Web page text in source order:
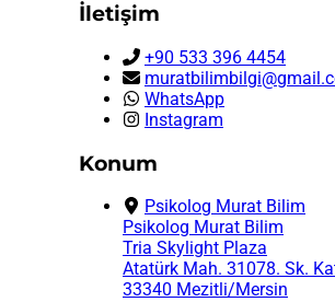
İletişim
+90 533 396 4454
WhatsApp
Instagram
Konum
Psikolog Murat Bilim
Psikolog Murat Bilim
Tria Skylight Plaza
Atatürk Mah. 31078. Sk.
33340 Mezitli/Mersin